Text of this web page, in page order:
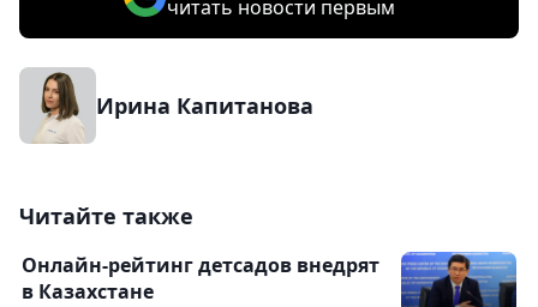
читать новости первым
Ирина Капитанова
Читайте также
Онлайн-рейтинг детсадов внедрят
в Казахстане